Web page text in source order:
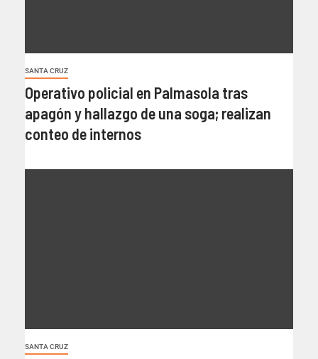
SANTA CRUZ
Operativo policial en Palmasola tras
apagón y hallazgo de una soga; realizan
conteo de internos
SANTA CRUZ